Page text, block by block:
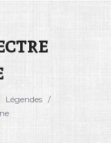
Légendes /